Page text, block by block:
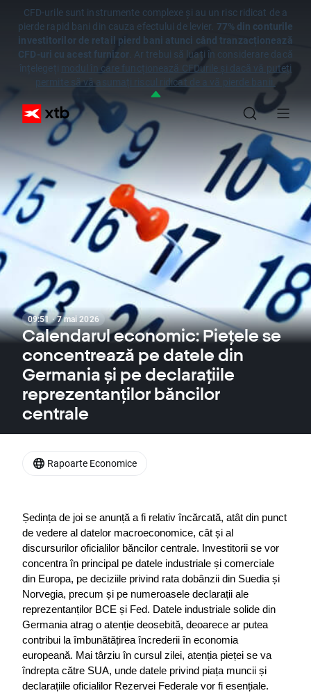
CFD-urile sunt instrumente complexe și au un risc ridicat de a
pierde rapid bani din cauza efectului de levier. 77% din conturile
investitorilor de retail pierd bani atunci când tranzacționează
CFD-uri cu acest furnizor. Ar trebui să luați în considerare dacă
înțelegeți modul în care funcționează CFDurile și dacă vă puteți
permite să vă asumați riscul ridicat de a vă pierde banii.
09:51 · 7 mai 2026
Calendarul economic: Piețele se
concentrează pe datele din
Germania și pe declarațiile
reprezentanților băncilor
centrale
Ședința de joi se anunță a fi relativ încărcată, atât din punct
de vedere al datelor macroeconomice, cât și al
discursurilor oficialilor băncilor centrale. Investitorii se vor
concentra în principal pe datele industriale și comerciale
din Europa, pe deciziile privind rata dobânzii din Suedia și
Norvegia, precum și pe numeroasele declarații ale
reprezentanților BCE și Fed. Datele industriale solide din
Germania atrag o atenție deosebită, deoarece ar putea
contribui la îmbunătățirea încrederii în economia
europeană. Mai târziu în cursul zilei, atenția pieței se va
îndrepta către SUA, unde datele privind piața muncii și
declarațiile oficialilor Rezervei Federale vor fi esențiale.
Rapoarte Economice